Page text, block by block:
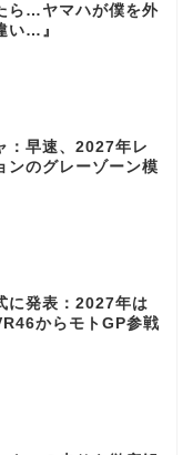
ら…ヤマハが僕を外
い…』
：早速、2027年レ
ンのグレーゾーン模
に発表：2027年は
からモトGP参戦